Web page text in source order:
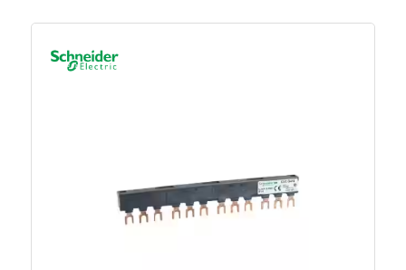
DC-13
AC-14
Komposisi kontak kutub: 3 NO + 2 NC
[Uimp] tegangan tahan impuls terukur: 6 kV sesuai
dengan IEC 60947
[Ith] arus termal udara bebas konvensional: 10 A
besar bisa menghubungi tim sales atau marketing
kami, dengan klik